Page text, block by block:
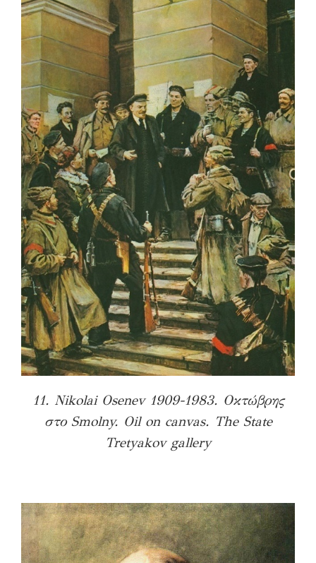
11. Nikolai Osenev 1909-1983. Οκτώβρης
στο Smolny. Oil on canvas. The State
Tretyakov gallery